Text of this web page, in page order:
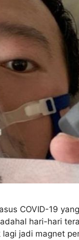
COVID-19
hari-hari
jadi magnet